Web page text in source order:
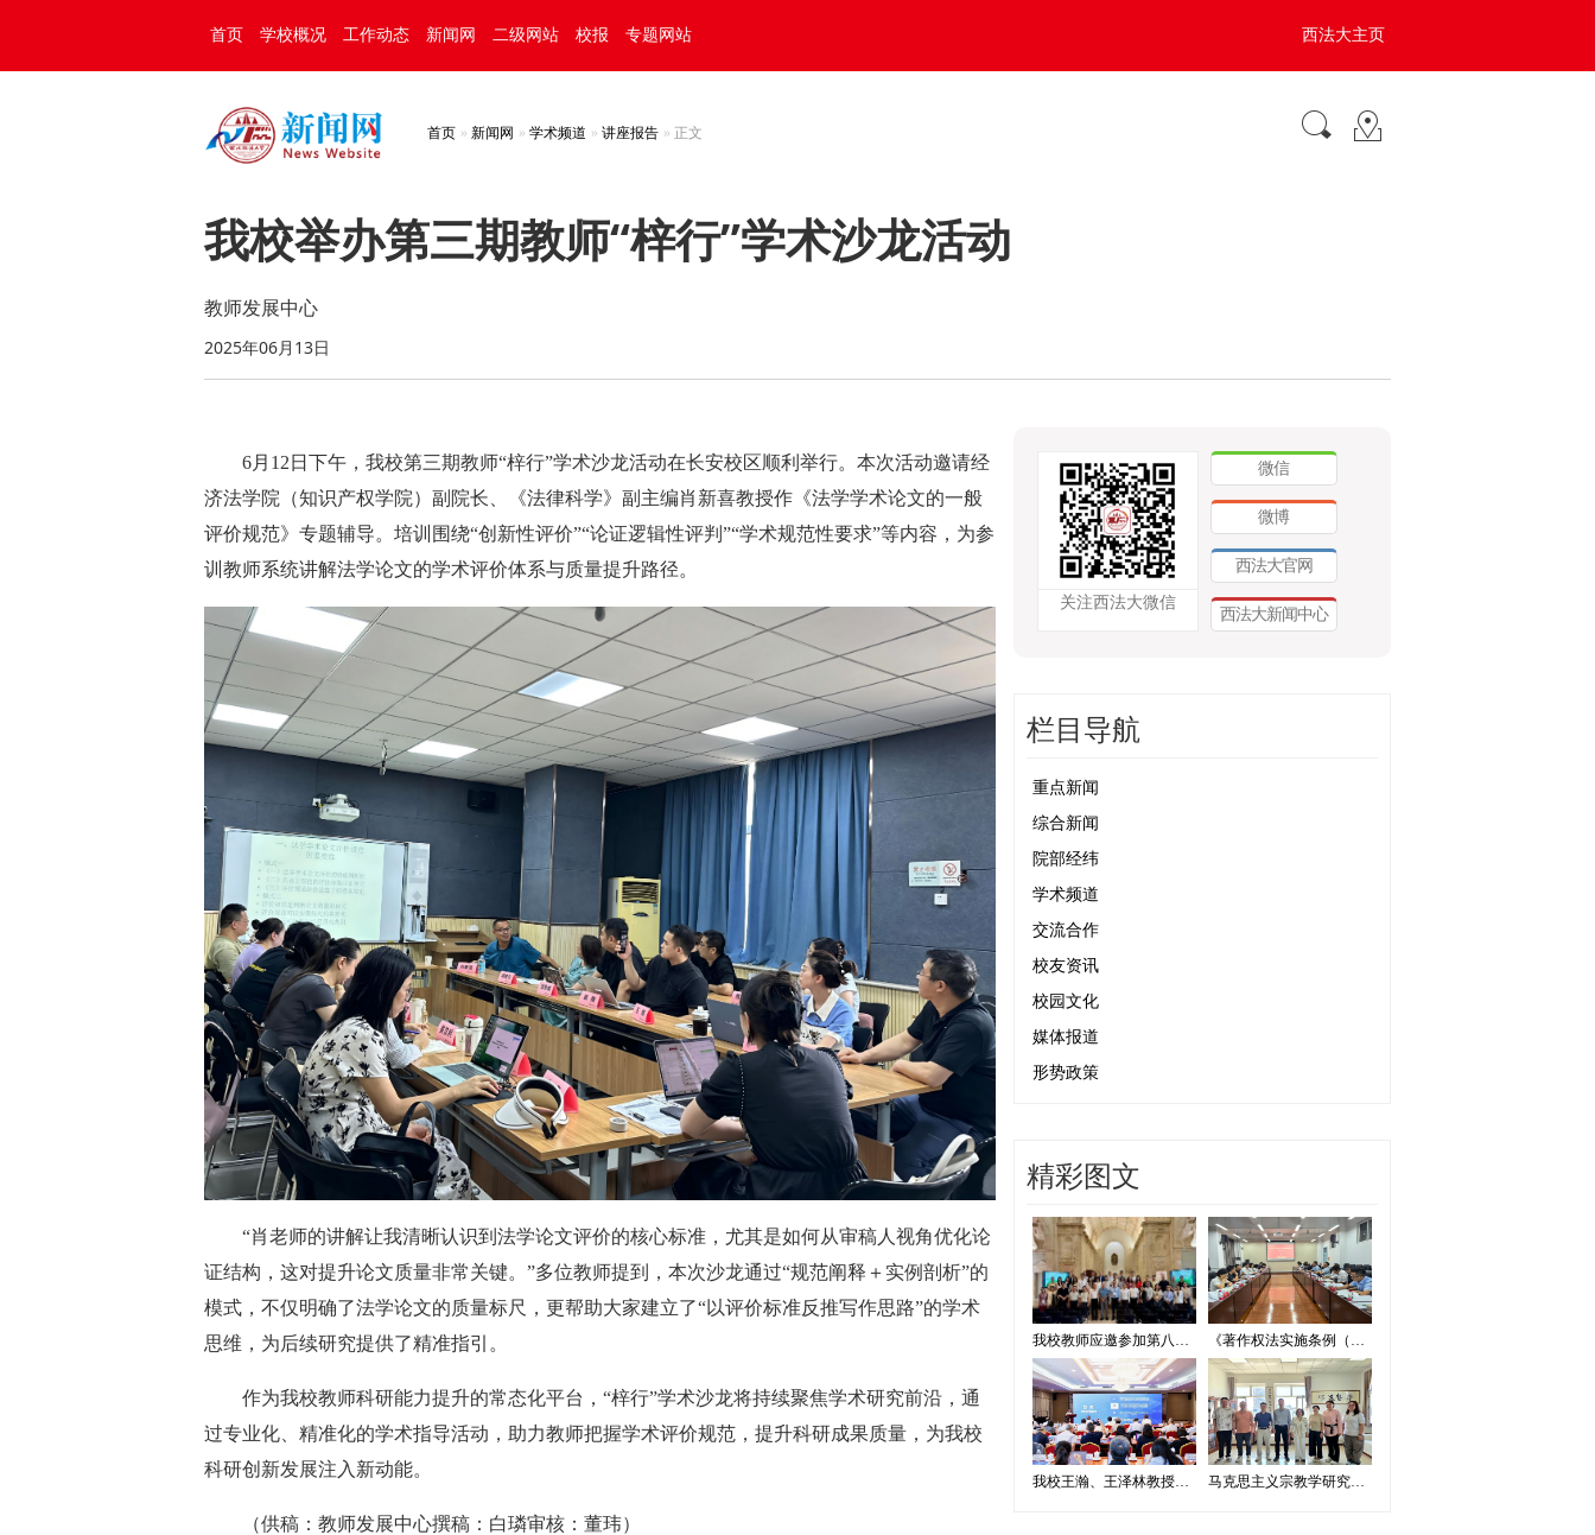
首页 学校概况 工作动态 新闻网 二级网站 校报 专题网站 西法大主页
首页 新闻网 学术频道 讲座报告 正文
我校举办第三期教师“梓行”学术沙龙活动
教师发展中心
2025年06月13日
6月12日下午，我校第三期教师“梓行”学术沙龙活动在长安校区顺利举行。本次活动邀请经
济法学院（知识产权学院）副院长、《法律科学》副主编肖新喜教授作《法学学术论文的一般
评价规范》专题辅导。培训围绕“创新性评价”“论证逻辑性评判”“学术规范性要求”等内容，为参
训教师系统讲解法学论文的学术评价体系与质量提升路径。
“肖老师的讲解让我清晰认识到法学论文评价的核心标准，尤其是如何从审稿人视角优化论
证结构，这对提升论文质量非常关键。”多位教师提到，本次沙龙通过“规范阐释＋实例剖析”的
模式，不仅明确了法学论文的质量标尺，更帮助大家建立了“以评价标准反推写作思路”的学术
思维，为后续研究提供了精准指引。
作为我校教师科研能力提升的常态化平台，“梓行”学术沙龙将持续聚焦学术研究前沿，通
过专业化、精准化的学术指导活动，助力教师把握学术评价规范，提升科研成果质量，为我校
科研创新发展注入新动能。
（供稿：教师发展中心撰稿：白璘审核：董玮）
关注西法大微信
微信
微博
西法大官网
西法大新闻中心
栏目导航
重点新闻
综合新闻
院部经纬
学术频道
交流合作
校友资讯
校园文化
媒体报道
形势政策
精彩图文
我校教师应邀参加第八届证据法学和法庭科学国际会议并作学术报告 《著作权法实施条例（修订草案征求意见稿）》专家研讨会在我校举办
我校王瀚、王泽林教授出席2026海洋治理与发展学术论坛 马克思主义宗教学研究中心赴内蒙古宗教工作研究会调研座谈